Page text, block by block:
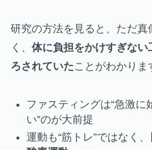
研究の方法を見ると、ただ真
く、 体に負担をかけすぎない
ろされていたことがわかりま
ファスティングは“急激に
い”のが大前提
運動も“筋トレ”ではなく、